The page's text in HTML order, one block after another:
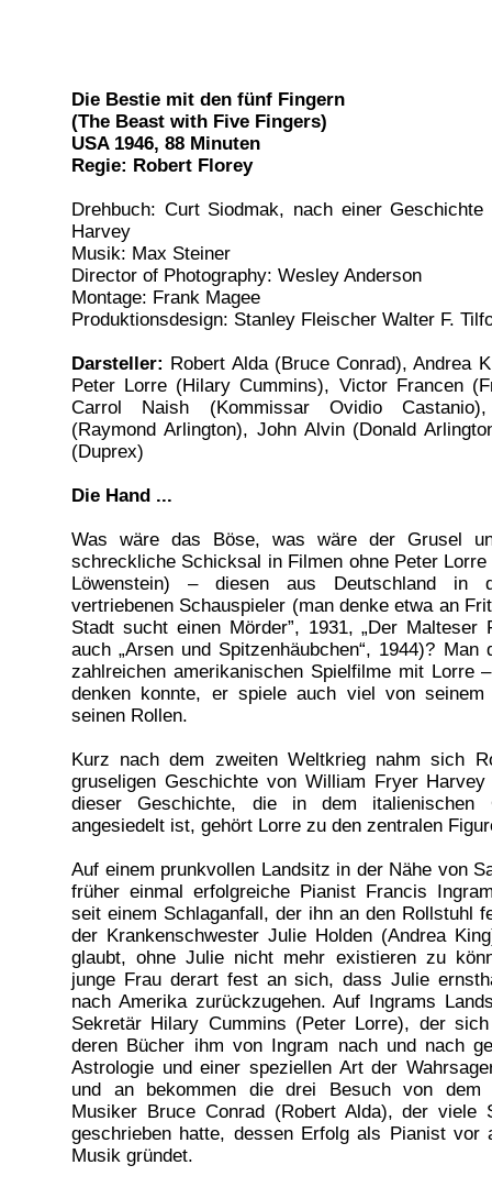
Die Bestie mit den fünf Fingern
(The Beast with Five Fingers)
USA 1946, 88 Minuten
Regie: Robert Florey
Drehbuch: Curt Siodmak, nach einer
Harvey
Musik: Max Steiner
Director of Photography: Wesley Anderson
Montage: Frank Magee
Produktionsdesign: Stanley Fleischer Walter F.
Darsteller: Robert Alda (Bruce Conrad), Andrea
Peter Lorre (Hilary Cummins), Victor Francen
Carrol Naish (Kommissar Ovidio
(Raymond Arlington), John Alvin (Donald
(Duprex)
Die Hand ...
Was wäre das Böse, was wäre der Grusel
schreckliche Schicksal in Filmen ohne Peter
Löwenstein) – diesen aus Deutschland in
vertriebenen Schauspieler (man denke etwa an
Stadt sucht einen Mörder”, 1931, „Der Malteser
auch „Arsen und Spitzenhäubchen“, 1944)? Man
zahlreichen amerikanischen Spielfilme mit Lorre
denken konnte, er spiele auch viel von seinem
seinen Rollen.
Kurz nach dem zweiten Weltkrieg nahm sich
gruseligen Geschichte von William Fryer
dieser Geschichte, die in dem italienischen
angesiedelt ist, gehört Lorre zu den zentralen
Auf einem prunkvollen Landsitz in der Nähe von
früher einmal erfolgreiche Pianist Francis
seit einem Schlaganfall, der ihn an den Rollstuhl
der Krankenschwester Julie Holden (Andrea
glaubt, ohne Julie nicht mehr existieren zu
junge Frau derart fest an sich, dass Julie
nach Amerika zurückzugehen. Auf Ingrams
Sekretär Hilary Cummins (Peter Lorre), der
deren Bücher ihm von Ingram nach und nach
Astrologie und einer speziellen Art der
und an bekommen die drei Besuch von dem
Musiker Bruce Conrad (Robert Alda), der viele
geschrieben hatte, dessen Erfolg als Pianist vor
Musik gründet.